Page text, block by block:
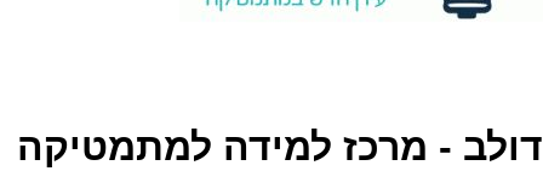
דולב - מרכז למידה למתמטיקה